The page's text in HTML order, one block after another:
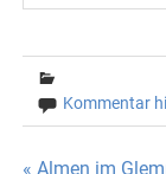
Kommentar
« Almen im